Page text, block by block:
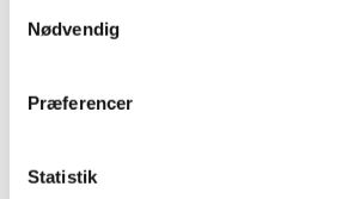
Nødvendig
Præferencer
Statistik
eksperimenterende musik og
Hun bliver regelmæssigt inviteret
sammen med ensembler såsom
Curious Chamber Players,
Elbphilharmonie, Wiener